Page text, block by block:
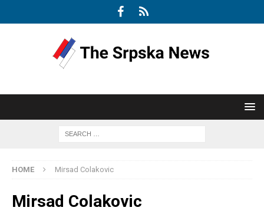
HOME Mirsad Colakovic
Mirsad Colakovic